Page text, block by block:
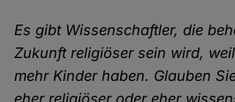
Es gibt Wissenschaftler, die
Zukunft religiöser sein wird,
mehr Kinder haben. Glauben